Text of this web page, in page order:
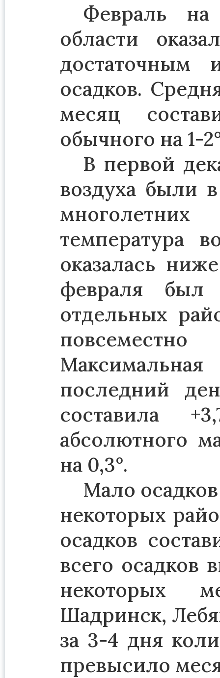
Февраль на
области
достаточным
осадков.
месяц
обычного на 1-
В первой
воздуха были
температура
оказалась
февраля был
отдельных
последний
составила
абсолютного
на 0,3°.
Мало
некоторых
осадков
всего осадков
некоторых
Шадринск,
за 3-4 дня
превысило